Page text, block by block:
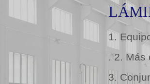
1.
. 2. Más
3.